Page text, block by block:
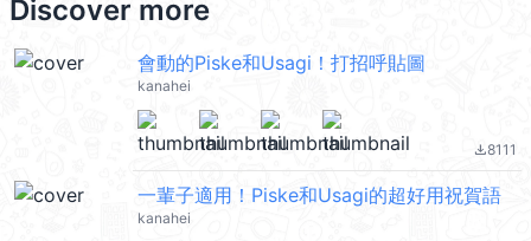
Discover more
會動的Piske和Usagi！打招呼貼圖
kanahei
file_download8111
一輩子適用！Piske和Usagi的超好用祝賀語
kanahei